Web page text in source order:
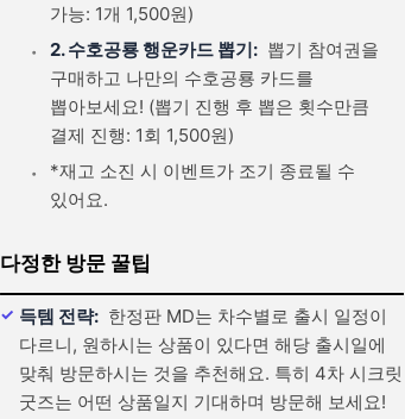
가능: 1개 1,500원)
2. 수호공룡 행운카드 뽑기: 뽑기 참여권을
구매하고 나만의 수호공룡 카드를
뽑아보세요! (뽑기 진행 후 뽑은 횟수만큼
결제 진행: 1회 1,500원)
*재고 소진 시 이벤트가 조기 종료될 수
있어요.
다정한 방문 꿀팁
득템 전략: 한정판 MD는 차수별로 출시 일정이
다르니, 원하시는 상품이 있다면 해당 출시일에
맞춰 방문하시는 것을 추천해요. 특히 4차 시크릿
굿즈는 어떤 상품일지 기대하며 방문해 보세요!